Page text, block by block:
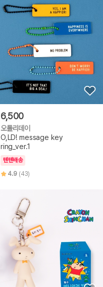
6,500
오롤리데이
O,LD! message key
ring_ver.1
텐텐배송
4.9 (43)